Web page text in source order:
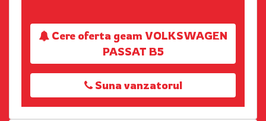
Cere oferta geam VOLKSWAGEN
PASSAT B5
Suna vanzatorul